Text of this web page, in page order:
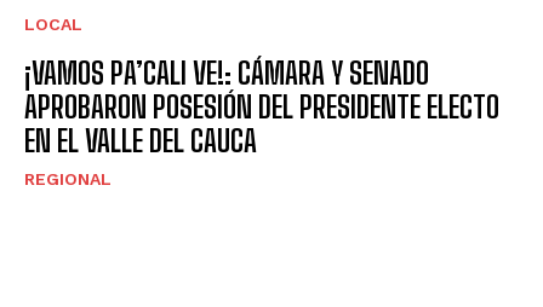
LOCAL
¡VAMOS PA’CALI VE!: CÁMARA Y SENADO
APROBARON POSESIÓN DEL PRESIDENTE ELECTO
EN EL VALLE DEL CAUCA
REGIONAL